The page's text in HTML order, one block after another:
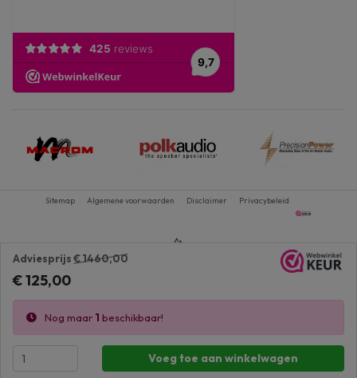
Adviesprijs€ 1460,00
€ 125,00
Nog maar 1 beschikbaar!
Voeg toe aan winkelwagen
Sitemap Algemene voorwaarden Disclaimer Privacybeleid